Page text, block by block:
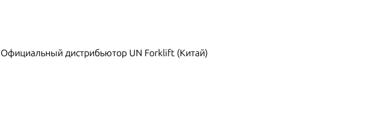
Официальный дистрибьютор UN Forklift (Китай)